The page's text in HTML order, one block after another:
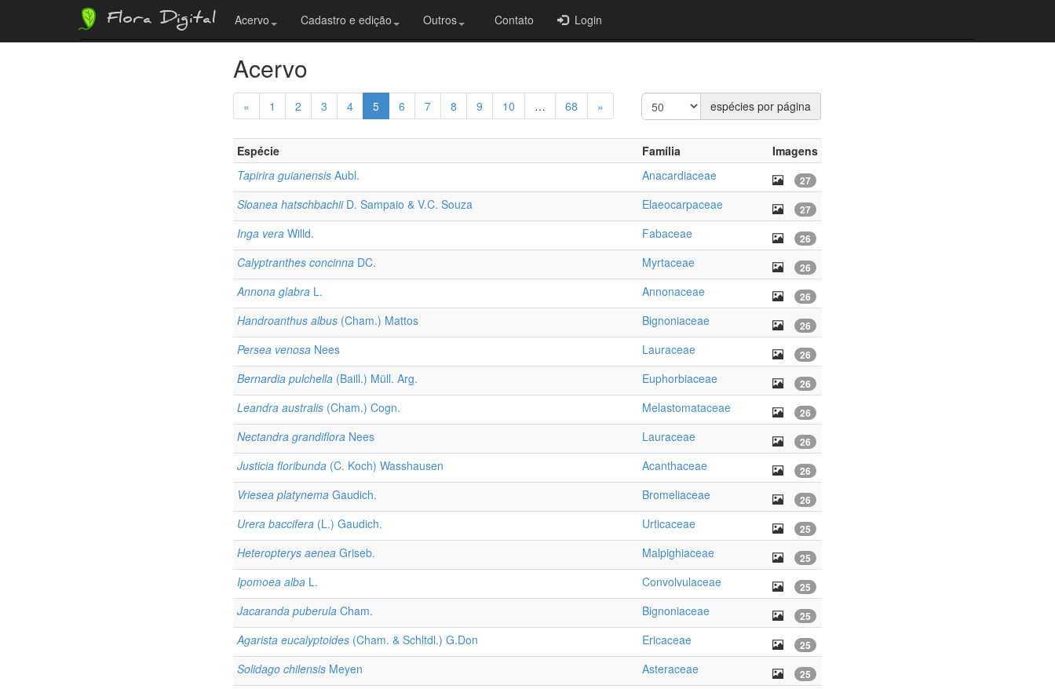
Flora Digital Acervo Cadastro e edição Outros Contato Login
Acervo
« 1 2 3 4 5 6 7 8 9 10 … 68 » espécies por página
Espécie Família
Imagens
Tapirira guianensis Aubl. Anacardiaceae 27
Sloanea hatschbachiiD. Sampaio & V.C. Souza Elaeocarpaceae 27
Inga vera Willd. Fabaceae 26
Calyptranthes concinna DC. Myrtaceae 26
Annona glabra L. Annonaceae 26
Handroanthus albus (Cham.) Mattos Bignoniaceae 26
Persea venosa Nees Lauraceae 26
Bernardia pulchella (Baill.) Müll. Arg. Euphorbiaceae 26
Leandra australis (Cham.) Cogn. Melastomataceae 26
Nectandra grandiflora Nees Lauraceae 26
Justicia floribunda (C. Koch) Wasshausen Acanthaceae 26
Vriesea platynema Gaudich. Bromeliaceae 26
Urera baccifera (L.) Gaudich. Urticaceae 25
Heteropterys aenea Griseb. Malpighiaceae 25
Ipomoea alba L. Convolvulaceae 25
Jacaranda puberula Cham. Bignoniaceae 25
Agarista eucalyptoides (Cham. & Schltdl.) G.Don Ericaceae 25
Solidago chilensis Meyen Asteraceae 25